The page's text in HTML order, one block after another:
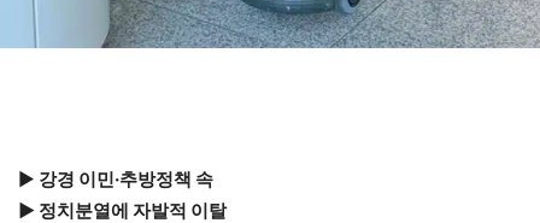
▶ 강경 이민·추방정책 속
▶ 정치분열에 자발적 이탈